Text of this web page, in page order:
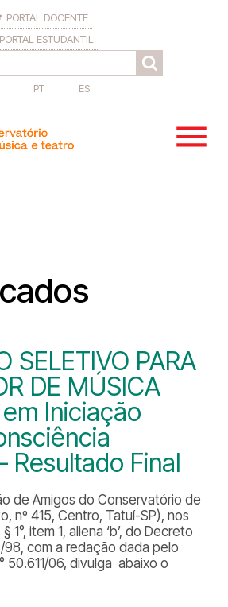
PORTAL DOCENTE
PORTAL ESTUDANTIL
PT ES
SELETIVO PARA
DE MÚSICA
Iniciação
Resultado Final
de Amigos do Conservatório de
nº 415, Centro, Tatuí-SP), nos
1°, item 1, aliena ‘b’, do Decreto
98, com a redação dada pelo
50.611/06, divulga abaixo o